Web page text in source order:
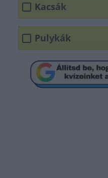
Kacsák
Pulykák